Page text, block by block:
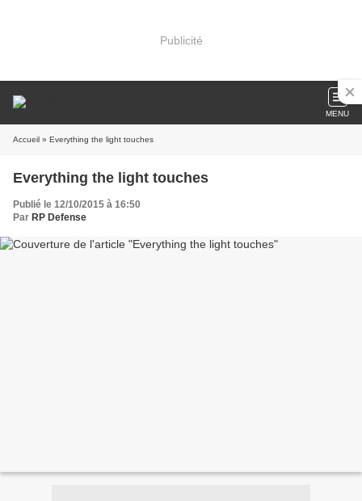
Publicité
MENU
Accueil » Everything the light touches
Everything the light touches
Publié le 12/10/2015 à 16:50
Par RP Defense